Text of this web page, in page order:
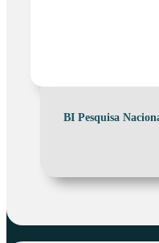
BI Pesquisa